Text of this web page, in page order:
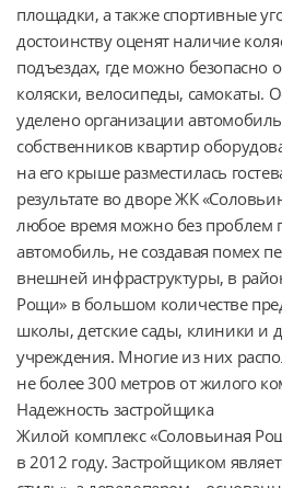
площадки, а также спортивные
достоинству оценят наличие
подъездах, где можно безопасно
коляски, велосипеды, самокаты.
уделено организации
собственников квартир
на его крыше разместилась
результате во дворе ЖК
любое время можно без проблем
автомобиль, не создавая помех
внешней инфраструктуры, в
Рощи» в большом количестве
школы, детские сады, клиники и
учреждения. Многие из них
не более 300 метров от жилого
Надежность застройщика
Жилой комплекс «Соловьиная
в 2012 году. Застройщиком